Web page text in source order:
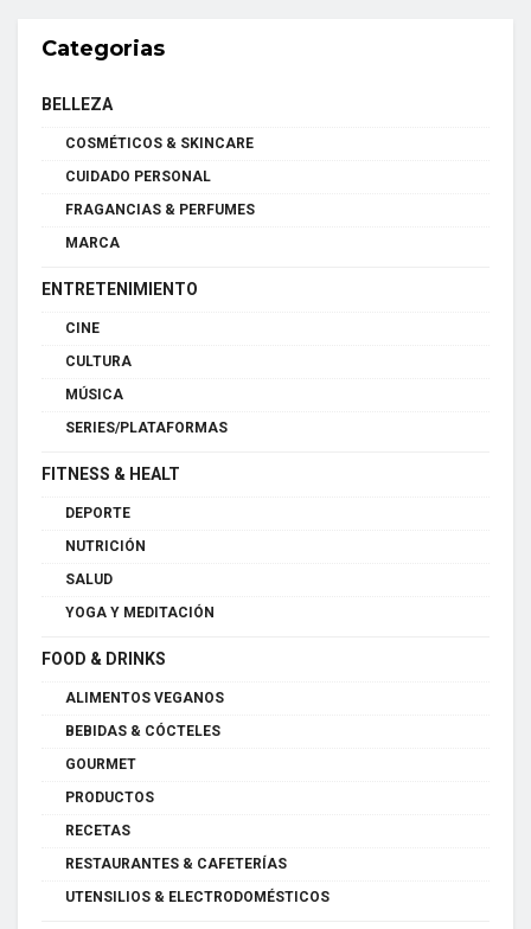
Categorias
BELLEZA
COSMÉTICOS & SKINCARE
CUIDADO PERSONAL
FRAGANCIAS & PERFUMES
MARCA
ENTRETENIMIENTO
CINE
CULTURA
MÚSICA
SERIES/PLATAFORMAS
FITNESS & HEALT
DEPORTE
NUTRICIÓN
SALUD
YOGA Y MEDITACIÓN
FOOD & DRINKS
ALIMENTOS VEGANOS
BEBIDAS & CÓCTELES
GOURMET
PRODUCTOS
RECETAS
RESTAURANTES & CAFETERÍAS
UTENSILIOS & ELECTRODOMÉSTICOS